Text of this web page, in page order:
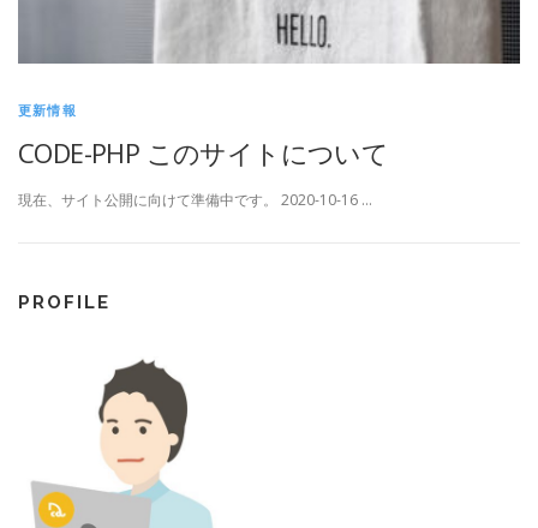
更新情報
CODE-PHP このサイトについて
現在、サイト公開に向けて準備中です。 2020-10-16 …
PROFILE